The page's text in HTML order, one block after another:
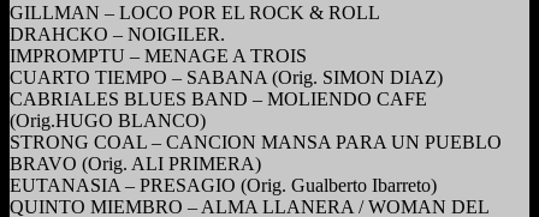
GILLMAN – LOCO POR EL ROCK & ROLL
DRAHCKO – NOIGILER.
IMPROMPTU – MENAGE A TROIS
CUARTO TIEMPO – SABANA (Orig. SIMON DIAZ)
CABRIALES BLUES BAND – MOLIENDO CAFE
(Orig.HUGO BLANCO)
STRONG COAL – CANCION MANSA PARA UN PUEBLO
BRAVO (Orig. ALI PRIMERA)
EUTANASIA – PRESAGIO (Orig. Gualberto Ibarreto)
QUINTO MIEMBRO – ALMA LLANERA / WOMAN DEL